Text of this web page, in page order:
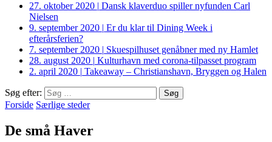
27. oktober 2020 | Dansk klaverduo spiller nyfunden Carl
Nielsen
9. september 2020 | Er du klar til Dining Week i
efterårsferien?
7. september 2020 | Skuespilhuset genåbner med ny Hamlet
28. august 2020 | Kulturhavn med corona-tilpasset program
2. april 2020 | Takeaway – Christianshavn, Bryggen og Halen
Søg efter:
Forside Særlige steder
De små Haver